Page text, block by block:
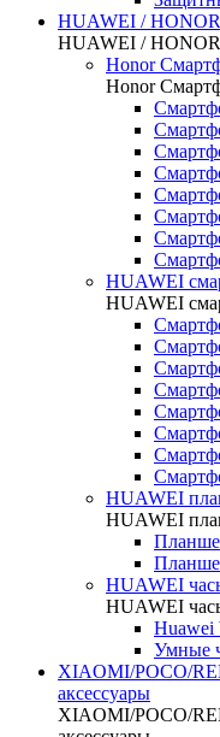
HUAWEI /
HUAWEI /
Honor
Honor
HUAWEI
HUAWEI
HUAWEI
HUAWEI
HUAWEI
HUAWEI
Huawei
Умные
XIAOMI/POCO/
аксессуары
XIAOMI/POCO/